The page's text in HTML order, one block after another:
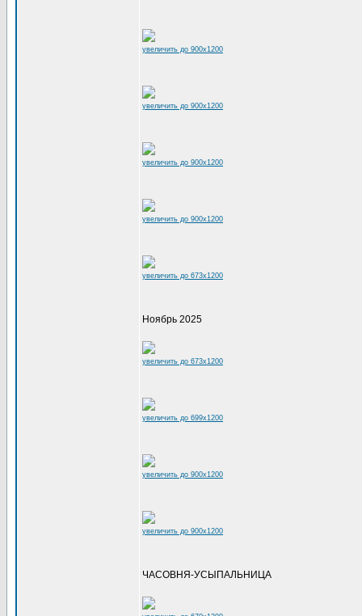
увеличить до 900x1200
увеличить до 900x1200
увеличить до 900x1200
увеличить до 900x1200
увеличить до 673x1200
Ноябрь 2025
увеличить до 673x1200
увеличить до 699x1200
увеличить до 900x1200
увеличить до 900x1200
ЧАСОВНЯ-УСЫПАЛЬНИЦА